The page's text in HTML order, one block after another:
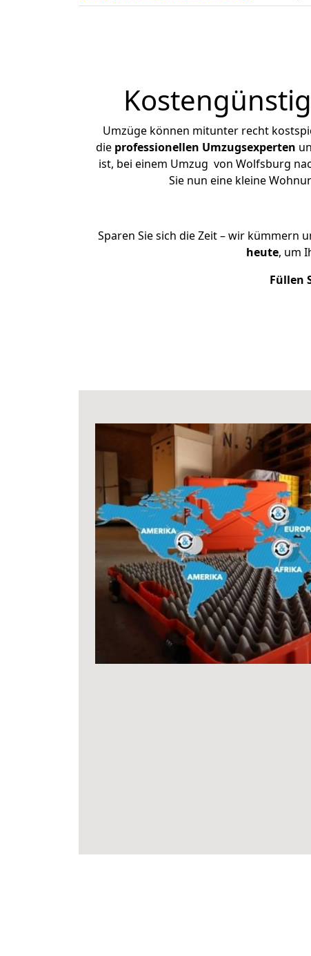
Umzüge können mitunter recht
die professionellen Umzugsexperten
ist, bei einem Umzug von Wolfsburg
Sie nun eine kleine
Sparen Sie sich die Zeit – wir kümmern
heute, um
Füllen